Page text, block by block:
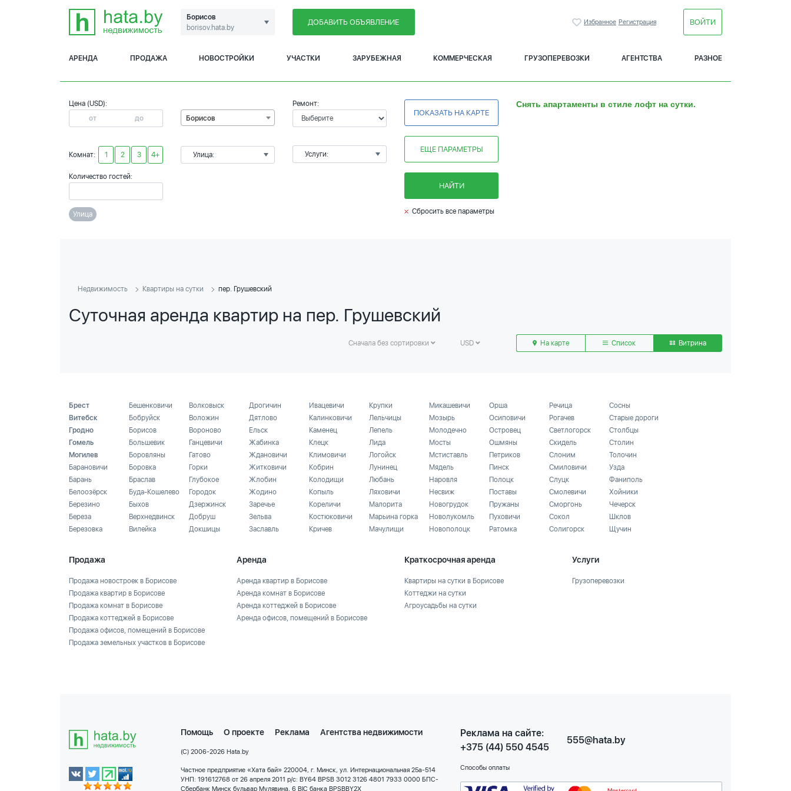
Борисов
borisov.hata.by
ДОБАВИТЬ ОБЪЯВЛЕНИЕ Избранное Регистрация ВОЙТИ
АРЕНДА ПРОДАЖА НОВОСТРОЙКИ УЧАСТКИ ЗАРУБЕЖНАЯ КОММЕРЧЕСКАЯ ГРУЗОПЕРЕВОЗКИ АГЕНТСТВА РАЗНОЕ
Цена (USD):
Комнат: 1 2 3 4+
Количество гостей:
Борисов
Улица:
Ремонт:
Услуги:
ПОКАЗАТЬ НА КАРТЕ
ЕЩЕ ПАРАМЕТРЫ
НАЙТИ
Снять апартаменты в стиле лофт на сутки.
Улица Сбросить все параметры
Недвижимость Квартиры на сутки пер. Грушевский
Суточная аренда квартир на пер. Грушевский
Сначала без сортировки USD На карте Список Витрина
Брест
Витебск
Гродно
Гомель
Могилев
Барановичи
Барань
Белоозёрск
Березино
Береза
Березовка
Бешенковичи
Бобруйск
Борисов
Большевик
Боровляны
Боровка
Браслав
Буда-Кошелево
Быхов
Верхнедвинск
Вилейка
Волковыск
Воложин
Вороново
Ганцевичи
Гатово
Горки
Глубокое
Городок
Дзержинск
Добруш
Докшицы
Дрогичин
Дятлово
Ельск
Жабинка
Ждановичи
Житковичи
Жлобин
Жодино
Заречье
Зельва
Заславль
Ивацевичи
Калинковичи
Каменец
Клецк
Климовичи
Кобрин
Колодищи
Копыль
Кореличи
Костюковичи
Кричев
Крупки
Лельчицы
Лепель
Лида
Логойск
Лунинец
Любань
Ляховичи
Малорита
Марьина горка
Мачулищи
Микашевичи
Мозырь
Молодечно
Мосты
Мстиставль
Мядель
Наровля
Несвиж
Новогрудок
Новолукомль
Новополоцк
Орша
Осиповичи
Островец
Ошмяны
Петриков
Пинск
Полоцк
Поставы
Пружаны
Пуховичи
Ратомка
Речица
Рогачев
Светлогорск
Скидель
Слоним
Смиловичи
Слуцк
Смолевичи
Сморгонь
Сокол
Солигорск
Сосны
Старые дороги
Столбцы
Столин
Толочин
Узда
Фаниполь
Хойники
Чечерск
Шклов
Щучин
Продажа
Продажа новостроек в Борисове
Продажа квартир в Борисове
Продажа комнат в Борисове
Продажа коттеджей в Борисове
Продажа офисов, помещений в Борисове
Продажа земельных участков в Борисове
Аренда
Аренда квартир в Борисове
Аренда комнат в Борисове
Аренда коттеджей в Борисове
Аренда офисов, помещений в Борисове
Краткосрочная аренда
Квартиры на сутки в Борисове
Коттеджи на сутки
Агроусадьбы на сутки
Услуги
Грузоперевозки
Помощь О проекте Реклама Агентства недвижимости
(C) 2006-2026 Hata.by
Частное предприятие «Хата бай» 220004, г. Минск, ул. Интернациональная 25а-514
УНП: 191612768 от 26 апреля 2011 р/с: BY64 BPSB 3012 3126 4801 7933 0000 БПС-
Сбербанк Минск бульвар Мулявина, 6 BIC банка BPSBBY2X
Реклама на сайте:
+375 (44) 550 4545
555@hata.by
Способы оплаты